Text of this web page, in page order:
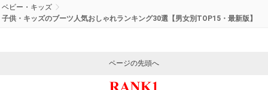
ベビー・キッズ
子供・キッズのブーツ人気おしゃれランキング30選【男女別TOP15・最新版】
ページの先頭へ